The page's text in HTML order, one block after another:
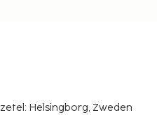
Helsingborg, Zweden